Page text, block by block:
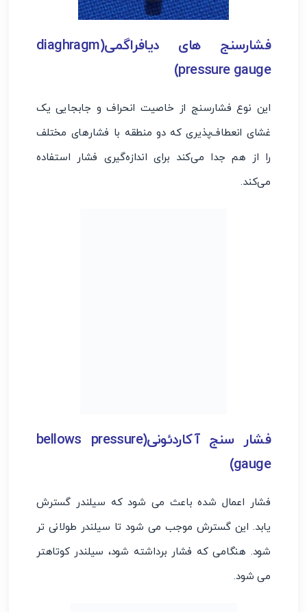
فشارسنج های دیافراگمی(diaghragm
pressure gauge)
این نوع فشارسنج از خاصیت انحراف و جابجایی یک
غشای انعطاف‌پذیری که دو منطقه با فشارهای مختلف
را از هم جدا می‌کند برای اندازه‌گیری فشار استفاده
می‌کند.
فشار سنج آکاردئونی(bellows pressure
gauge)
فشار اعمال شده باعث می شود که سیلندر گسترش
یابد. این گسترش موجب می شود تا سیلندر طولانی تر
شود. هنگامی که فشار برداشته شود، سیلندر کوتاهتر
می شود.